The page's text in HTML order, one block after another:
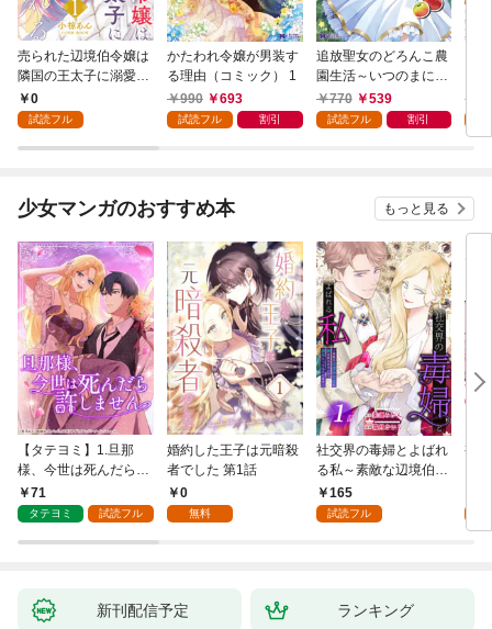
売られた辺境伯令嬢は
隣国の王太子に溺愛さ
れる 1
0
試読フル
かたわれ令嬢が男装す
る理由（コミック） 1
990
693
試読フル 割引
追放聖女のどろんこ農
園生活～いつのまにか
隣国を救ってしまいま
した～（コミック） 1
770 539
試読フル 割引
少女マンガのおすすめ本 もっと見る
【タテヨミ】1.旦那
様、今世は死んだら許
しません
71
タテヨミ 試読フル
婚約した王子は元暗殺
者でした 第1話
0
無料
社交界の毒婦とよばれ
る私～素敵な辺境伯令
息に腕を折られたの
で、責任とってもらい
165
試読フル
視
新刊配信予定 ランキング